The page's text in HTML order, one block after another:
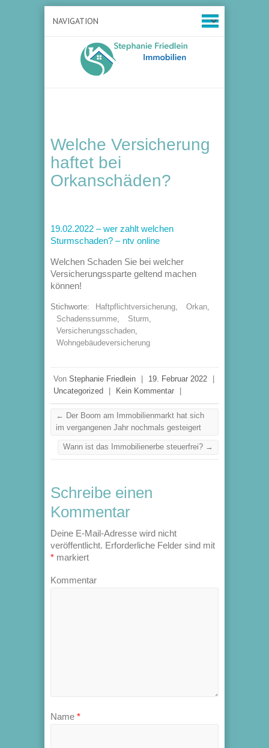
Welche Versicherung
haftet bei
Orkanschäden?
19.02.2022 – wer zahlt welchen
Sturmschaden? – ntv online
Welchen Schaden Sie bei welcher
Versicherungssparte geltend machen
können!
Stichworte: Haftpflichtversicherung, Orkan,
Schadenssumme, Sturm,
Versicherungsschaden,
Wohngebäudeversicherung
Von Stephanie Friedlein 19. Februar 2022
Uncategorized
Kein Kommentar
← Der Boom am Immobilienmarkt hat sich
im vergangenen Jahr nochmals gesteigert
Wann ist das Immobilienerbe steuerfrei? →
Schreibe einen
Kommentar
Deine E-Mail-Adresse wird nicht
veröffentlicht. Erforderliche Felder sind mit
* markiert
Kommentar
Name *